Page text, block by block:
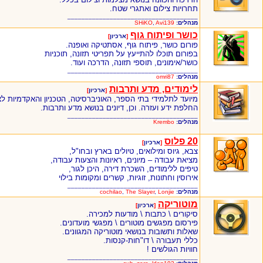
תחרויות צילום ואתגרי שטח.
מנהלים:
SHiKO Avi139
כושר ופיתוח גוף [ארכיון]
פורום כושר, פיתוח גוף, אסתטיקה ואופנה.
בפורום תוכלו להתייעץ על תפריטי תזונה, תוכניות
כושר/אימונים, תוספי תזונה, הדרכה ועוד.
מנהלים: omri87
לימודים, מדע ותרבות [ארכיון]
מיועד לתלמידי בתי הספר, האוניברסיטה, הטכניון והאקדמיות
החלפת ידע ועזרה. וכן, דיונים בנושא מדע ותרבות.
מנהלים: Krembo
20 פלוס [ארכיון]
צבא, גיוס ומילואים, טיולים בארץ ובחו"ל,
מציאת עבודה – מיונים, ראיונות והצעות עבודה,
טיפים ללימודים, השכרת דירה, היכן לגור,
אירוסין וחתונות, זוגיות, קשרים ומקומות בילוי
מנהלים:
cochilao The Slayer, Lonjie
מוטוריקה [ארכיון]
סיקורים \ כתבות \ מודעות למכירה.
פירסום מפגשים מוטורים \ מפגשי מועדונים.
שאלות ותשובות בנושאי מוטוריקה המגוונים.
כללי תעבורה \ דו"חות-קנסות.
חוויות הגולשים !